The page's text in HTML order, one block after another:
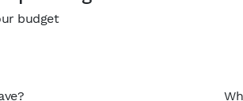
budget